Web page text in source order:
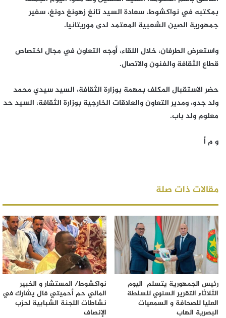
بمكتبه في نواكشوط، سعادة السيد تانغ زهونغ دونغ، سفير
جمهورية الصين الشعبية المعتمد لدى موريتانيا.
واستعرض الطرفان، خلال اللقاء، أوجه التعاون في مجال اختصاص
قطاع الثقافة والفنون والاتصال.
حضر الاستقبال المكلف بمهمة بوزارة الثقافة، السيد سيدي محمد
ولد جدو، ومدير التعاون والعلاقات الخارجية بوزارة الثقافة، السيد حد
معلوم ولد باب.
و م أ
مقالات ذات صلة
رئيس الجمهورية يتسلم اليوم
الثلاثاء التقرير السنوي للسلطة
العليا للصحافة و السمعيات
البصرية الهاب
نواكشوط/ المستشار و الخبير
المالي حم أحميتي فال يشارك في
نشاطات اللجنة الشبابية لحزب
الإنصاف